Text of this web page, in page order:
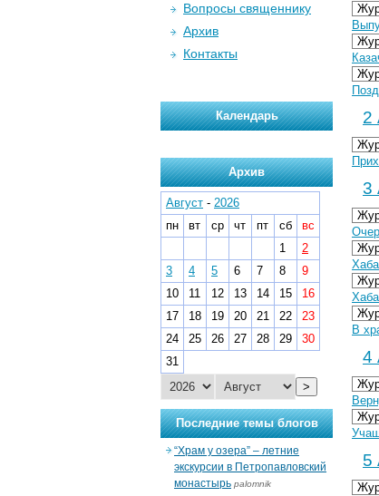
2
3
В
4
5
Вопросы священнику
Архив
Контакты
Календарь
Архив
Август - 2026
пн
вт ср чт пт сб
вс
1
2
3
4 5 6 7 8
9
10
11 12 13 14 15
16
17
18 19 20 21 22
23
24
25 26 27 28 29
30
31
>
Последние темы блогов
“Храм у озера” – летние
экскурсии в Петропавловский
монастырь palomnik